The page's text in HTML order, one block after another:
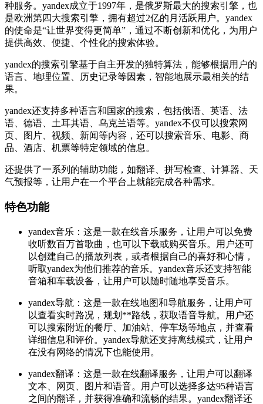
种服务。yandex成立于1997年，是俄罗斯最大的搜索引擎，也
是欧洲第四大搜索引擎，拥有超过2亿的月活跃用户。yandex
的使命是“让世界变得更简单”，通过不断创新和优化，为用户
提供高效、便捷、个性化的搜索体验。
yandex的搜索引擎基于自主开发的独特算法，能够根据用户的
语言、地理位置、历史记录等因素，智能地展示最相关的结
果。
yandex还支持多种语言和国家的搜索，包括俄语、英语、法
语、德语、土耳其语、乌克兰语等。yandex不仅可以搜索网
页、图片、视频、新闻等内容，还可以搜索音乐、电影、商
品、酒店、机票等特定领域的信息。
还提供了一系列的辅助功能，如翻译、拼写检查、计算器、天
气预报等，让用户在一个平台上就能完成各种需求。
特色功能
yandex音乐：这是一款在线音乐服务，让用户可以免费
收听数百万首歌曲，也可以下载或购买音乐。用户还可
以创建自己的播放列表，或者根据自己的喜好和心情，
听取yandex为他们推荐的音乐。yandex音乐还支持智能
音箱和车载设备，让用户可以随时随地享受音乐。
yandex导航：这是一款在线地图和导航服务，让用户可
以查看实时路况，规划**路线，获取语音导航。用户还
可以搜索附近的餐厅、加油站、停车场等地点，并查看
详细信息和评价。yandex导航还支持离线模式，让用户
在没有网络的情况下也能使用。
yandex翻译：这是一款在线翻译服务，让用户可以翻译
文本、网页、图片和语音。用户可以选择多达95种语言
之间的翻译，并获得准确和流畅的结果。yandex翻译还